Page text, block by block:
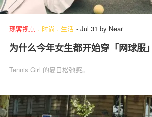
现客视点 . 时尚 . 生活 - Jul 31 by Near
为什么今年女生都开始穿「网球服
Tennis Girl 的夏日松弛感。